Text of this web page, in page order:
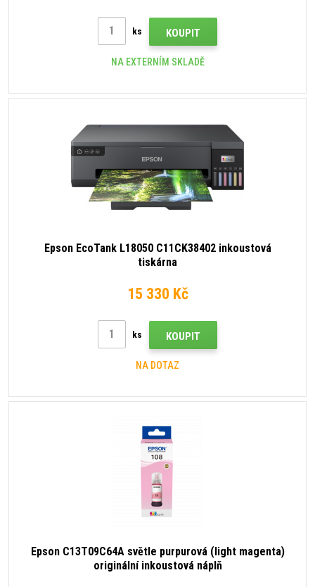
ks KOUPIT
NA EXTERNÍM SKLADĚ
Epson EcoTank L18050 C11CK38402 inkoustová
tiskárna
15 330 Kč
ks KOUPIT
NA DOTAZ
Epson C13T09C64A světle purpurová (light magenta)
originální inkoustová náplň